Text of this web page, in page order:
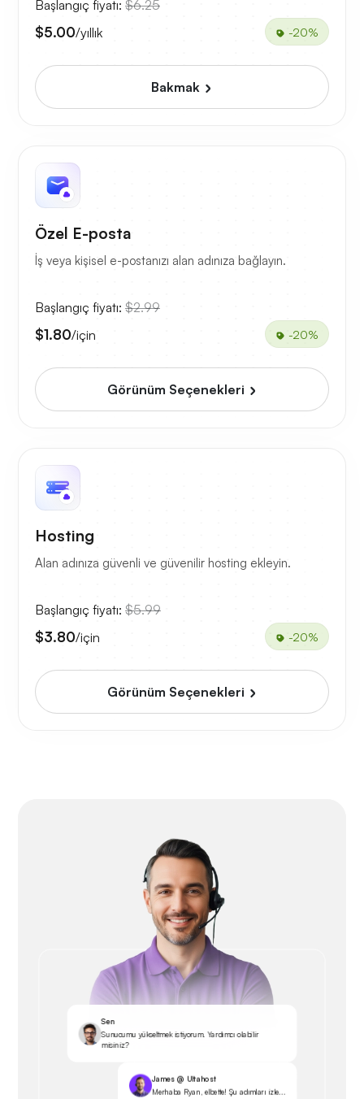
Başlangıç fiyatı: $6.25
$5.00/yıllık -20%
Bakmak
Özel E-posta
İş veya kişisel e-postanızı alan adınıza bağlayın.
Başlangıç fiyatı: $2.99
$1.80/için -20%
Görünüm Seçenekleri
Hosting
Alan adınıza güvenli ve güvenilir hosting ekleyin.
Başlangıç fiyatı: $5.99
$3.80/için -20%
Görünüm Seçenekleri
Sen
Sunucumu yükseltmek istiyorum. Yardımcı olabilir
misiniz?
James @ Ultahost
Merhaba Ryan, elbette! Şu adımları izle...